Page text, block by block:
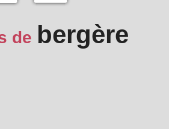
de bergère